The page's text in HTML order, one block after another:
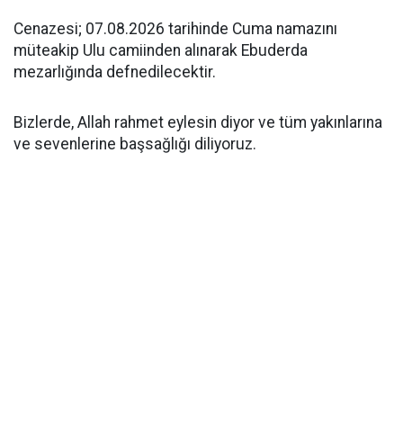
Cenazesi; 07.08.2026 tarihinde Cuma namazını
müteakip Ulu camiinden alınarak Ebuderda
mezarlığında defnedilecektir.
Bizlerde, Allah rahmet eylesin diyor ve tüm yakınlarına
ve sevenlerine başsağlığı diliyoruz.